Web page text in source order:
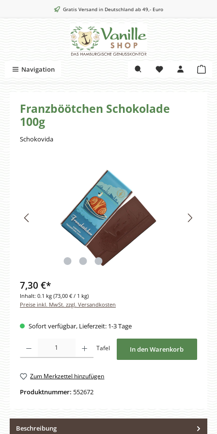
Zum Hauptinhalt springenGratis Versand in Deutschland ab 49,- Euro
Navigation
Franzböötchen Schokolade
100g
Schokovida
7,30 €*
Inhalt: 0.1 kg (73,00 € / 1 kg)
Preise inkl. MwSt. zzgl. Versandkosten
Sofort verfügbar, Lieferzeit: 1-3 Tage
Produkt Anzahl: Gib den gewünschten Wert ein oder benutze die
Tafel In den Warenkorb
Zum Merkzettel hinzufügen
Produktnummer: 552672
Beschreibung